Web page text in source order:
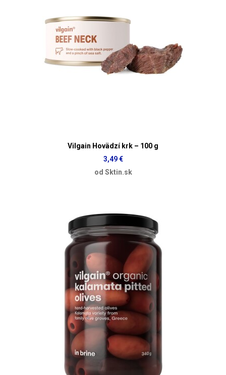
Vilgain Hovädzí krk – 100 g
3,49 €
od Sktin.sk